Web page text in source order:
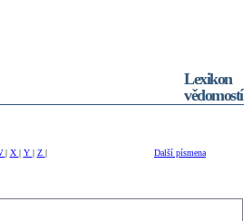
Lexikon
vědomostí
| X | Y | Z | Další písmena